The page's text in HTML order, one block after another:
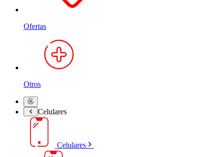
Ofertas
Otros
Celulares
Celulares